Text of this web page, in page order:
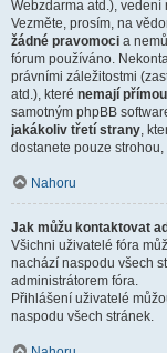
Webzdarma atd.),
Vezměte, prosím, na
žádné pravomoci a
fórum používáno.
právními záležitostmi
atd.), které nemají
samotným phpBB
jakákoliv třetí strany,
dostanete pouze
Nahoru
Jak můžu kontaktovat
Všichni uživatelé fóra
nachází naspodu všech
administrátorem fóra.
Přihlášení uživatelé
naspodu všech stránek.